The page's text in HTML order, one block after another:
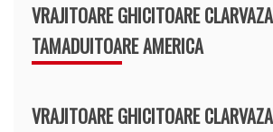
VRAJITOARE GHICITOARE
TAMADUITOARE AMERICA
VRAJITOARE GHICITOARE